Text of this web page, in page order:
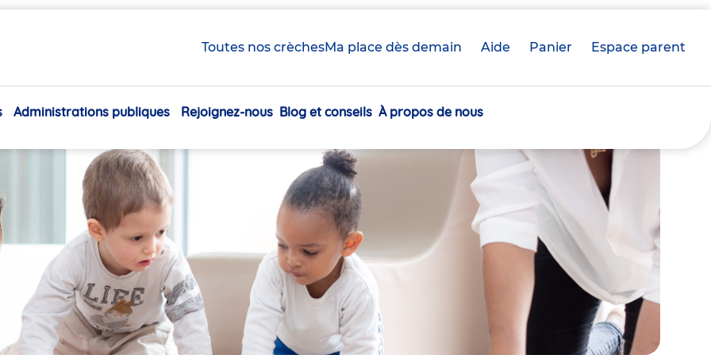
Toutes nos crèchesMa place dès demain Aide Panier crèche(s)
Espace parent
Navigation
Administrations publiques Rejoignez-nous Blog et conseils À propos de nous